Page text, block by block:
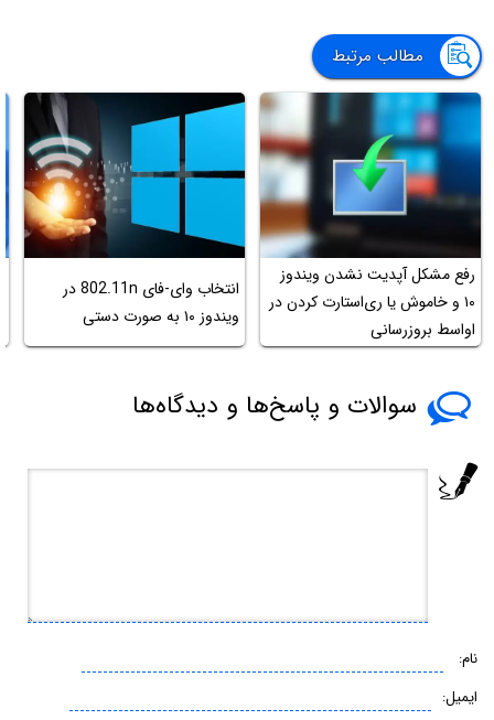
مطالب مرتبط
رفع مشکل آپدیت نشدن ویندوز
۱۰ و خاموش یا ری‌استارت کردن در
اواسط بروزرسانی
انتخاب وای-فای 802.11n در
ویندوز ۱۰ به صورت دستی
سوالات و پاسخ‌ها و دیدگاه‌ها
نام:
ایمیل: